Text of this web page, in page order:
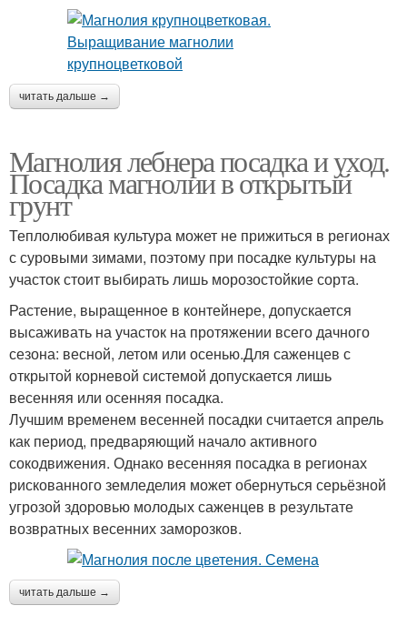
читать дальше →
Магнолия лебнера посадка и уход.
Посадка магнолии в открытый
грунт
Теплолюбивая культура может не прижиться в регионах
с суровыми зимами, поэтому при посадке культуры на
участок стоит выбирать лишь морозостойкие сорта.
Растение, выращенное в контейнере, допускается
высаживать на участок на протяжении всего дачного
сезона: весной, летом или осенью.Для саженцев с
открытой корневой системой допускается лишь
весенняя или осенняя посадка.
Лучшим временем весенней посадки считается апрель
как период, предваряющий начало активного
сокодвижения. Однако весенняя посадка в регионах
рискованного земледелия может обернуться серьёзной
угрозой здоровью молодых саженцев в результате
возвратных весенних заморозков.
читать дальше →